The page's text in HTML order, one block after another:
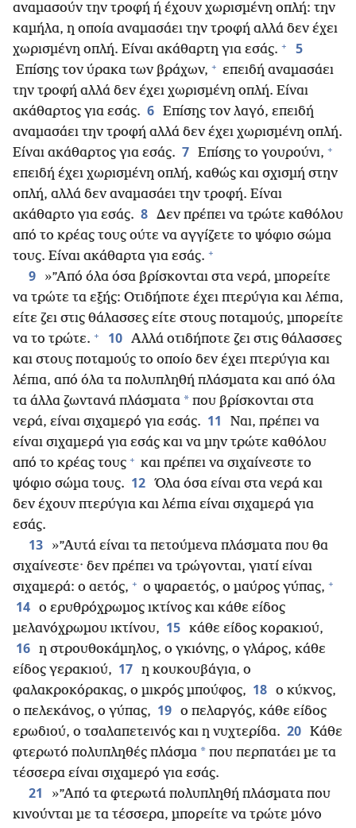
αναμασούν την τροφή ή έχουν χωρισμένη οπλή: την
καμήλα, η οποία αναμασάει την τροφή αλλά δεν έχει
χωρισμένη οπλή. Είναι ακάθαρτη για εσάς. + 5
Επίσης τον ύρακα των βράχων, + επειδή αναμασάει
την τροφή αλλά δεν έχει χωρισμένη οπλή. Είναι
ακάθαρτος για εσάς. 6 Επίσης τον λαγό, επειδή
αναμασάει την τροφή αλλά δεν έχει χωρισμένη οπλή.
Είναι ακάθαρτος για εσάς. 7 Επίσης το γουρούνι, +
επειδή έχει χωρισμένη οπλή, καθώς και σχισμή στην
οπλή, αλλά δεν αναμασάει την τροφή. Είναι
ακάθαρτο για εσάς. 8 Δεν πρέπει να τρώτε καθόλου
από το κρέας τους ούτε να αγγίζετε το ψόφιο σώμα
τους. Είναι ακάθαρτα για εσάς. +
9
»”Από όλα όσα βρίσκονται στα νερά, μπορείτε
να τρώτε τα εξής: Οτιδήποτε έχει πτερύγια και λέπια,
είτε ζει στις θάλασσες είτε στους ποταμούς, μπορείτε
να το τρώτε. + 10 Αλλά οτιδήποτε ζει στις θάλασσες
και στους ποταμούς το οποίο δεν έχει πτερύγια και
λέπια, από όλα τα πολυπληθή πλάσματα και από όλα
τα άλλα ζωντανά πλάσματα * που βρίσκονται στα
νερά, είναι σιχαμερό για εσάς. 11
Ναι, πρέπει να
είναι σιχαμερά για εσάς και να μην τρώτε καθόλου
από το κρέας τους + και πρέπει να σιχαίνεστε το
ψόφιο σώμα τους. 12 Όλα όσα είναι στα νερά και
δεν έχουν πτερύγια και λέπια είναι σιχαμερά για
εσάς.
13
»”Αυτά είναι τα πετούμενα πλάσματα που θα
σιχαίνεστε· δεν πρέπει να τρώγονται, γιατί είναι
σιχαμερά: ο αετός, + ο ψαραετός, ο μαύρος γύπας, +
14 ο ερυθρόχρωμος ικτίνος και κάθε είδος
μελανόχρωμου ικτίνου, 15 κάθε είδος κορακιού,
16 η στρουθοκάμηλος, ο γκιόνης, ο γλάρος, κάθε
είδος γερακιού, 17 η κουκουβάγια, ο
φαλακροκόρακας, ο μικρός μπούφος, 18 ο κύκνος,
ο πελεκάνος, ο γύπας, 19 ο πελαργός, κάθε είδος
ερωδιού, ο τσαλαπετεινός και η νυχτερίδα. 20 Κάθε
φτερωτό πολυπληθές πλάσμα * που περπατάει με τα
τέσσερα είναι σιχαμερό για εσάς.
21
»”Από τα φτερωτά πολυπληθή πλάσματα που
κινούνται με τα τέσσερα, μπορείτε να τρώτε μόνο